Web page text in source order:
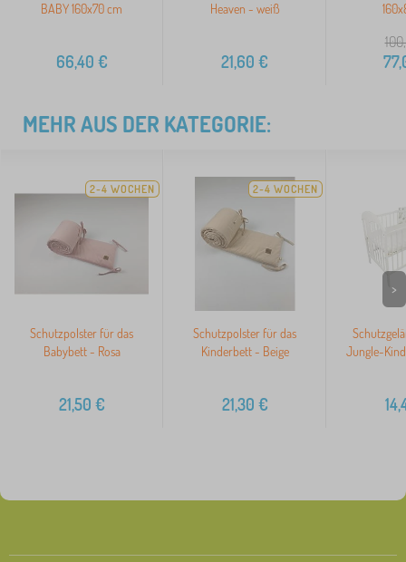
BABY 160x70 cm
66,40 €
Heaven - weiß
21,60 €
MEHR AUS DER KATEGORIE:
2-4 WOCHEN
Schutzpolster für das
Babybett - Rosa
21,50 €
2-4 WOCHEN
Schutzpolster für das
Kinderbett - Beige
21,30 €
Jungle-
>